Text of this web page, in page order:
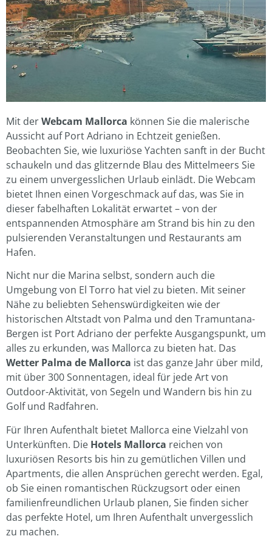
Mit derWebcam Mallorca können Sie die malerische
Aussicht auf Port Adriano in Echtzeit genießen.
Beobachten Sie, wie luxuriöse Yachten sanft in der Bucht
schaukeln und das glitzernde Blau des Mittelmeers Sie
zu einem unvergesslichen Urlaub einlädt. Die Webcam
bietet Ihnen einen Vorgeschmack auf das, was Sie in
dieser fabelhaften Lokalität erwartet – von der
entspannenden Atmosphäre am Strand bis hin zu den
pulsierenden Veranstaltungen und Restaurants am
Hafen.
Nicht nur die Marina selbst, sondern auch die
Umgebung von El Torro hat viel zu bieten. Mit seiner
Nähe zu beliebten Sehenswürdigkeiten wie der
historischen Altstadt von Palma und den Tramuntana-
Bergen ist Port Adriano der perfekte Ausgangspunkt, um
alles zu erkunden, was Mallorca zu bieten hat. Das
Wetter Palma de Mallorca ist das ganze Jahr über mild,
mit über 300 Sonnentagen, ideal für jede Art von
Outdoor-Aktivität, von Segeln und Wandern bis hin zu
Golf und Radfahren.
Für Ihren Aufenthalt bietet Mallorca eine Vielzahl von
Unterkünften. Die Hotels Mallorca reichen von
luxuriösen Resorts bis hin zu gemütlichen Villen und
Apartments, die allen Ansprüchen gerecht werden. Egal,
ob Sie einen romantischen Rückzugsort oder einen
familienfreundlichen Urlaub planen, Sie finden sicher
das perfekte Hotel, um Ihren Aufenthalt unvergesslich
zu machen.